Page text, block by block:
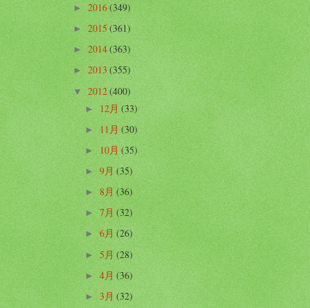
►2016(349)
►2015(361)
►2014(363)
►2013(355)
▼2012(400)
►12月(33)
►11月(30)
►10月(35)
►9月(35)
►8月(36)
►7月(32)
►6月(26)
►5月(28)
► 4月(36)
► 3月(32)